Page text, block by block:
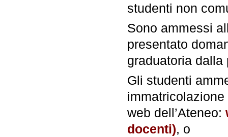
studenti non
Sono ammessi
presentato
graduatoria
Gli studenti
web dell’Ateneo:
docenti), o